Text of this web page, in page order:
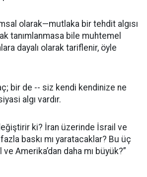
olarak—mutlaka bir tehdit algısı
tanımlanmasa bile muhtemel
dayalı olarak tariflenir, öyle
bir de -- siz kendi kendinize ne
algı vardır.
ki? İran üzerinde İsrail ve
baskı mı yaratacaklar? Bu üç
Amerika’dan daha mı büyük?”